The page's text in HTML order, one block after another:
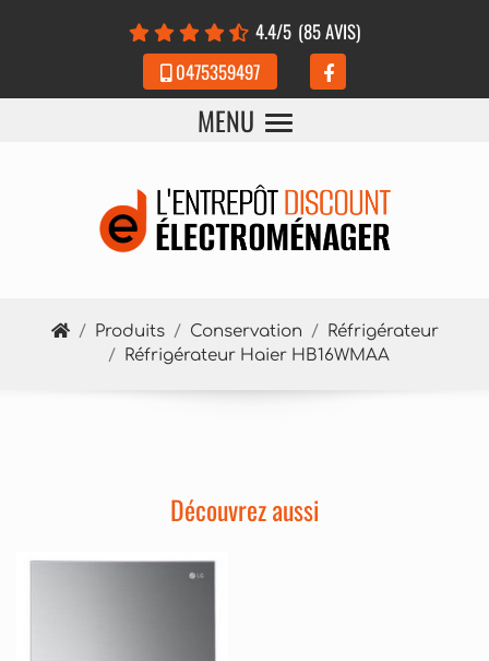
4.4/5 (85 AVIS)
0475359497
MENU
Produits Conservation
Réfrigérateur
Réfrigérateur Haier HB16WMAA
Découvrez aussi